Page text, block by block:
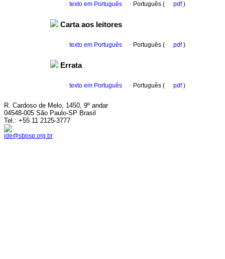
· texto em Português · Português ( pdf)
Carta aos leitores
· texto em Português · Português ( pdf)
Errata
· texto em Português · Português ( pdf)
R. Cardoso de Melo, 1450, 9º andar
04548-005 São Paulo-SP Brasil
Tel.: +55 11 2125-3777
ide@sbpsp.org.br